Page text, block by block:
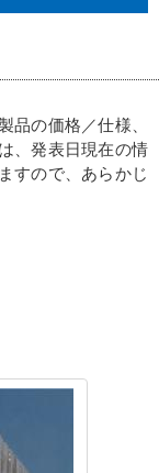
品の価格／仕様、
、発表日現在の情
すので、あらかじ